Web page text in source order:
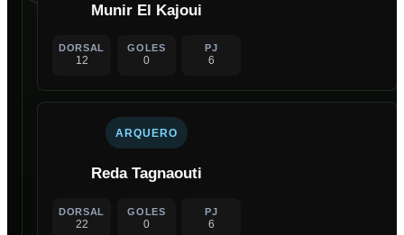
Munir El Kajoui
DORSAL
12
GOLES
0
PJ
6
ARQUERO
Reda Tagnaouti
DORSAL
22
GOLES
0
PJ
6